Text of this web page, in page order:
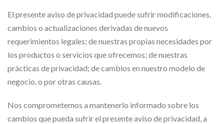
El presente aviso de privacidad puede sufrir modificaciones,
cambios o actualizaciones derivadas de nuevos
requerimientos legales; de nuestras propias necesidades por
los productos o servicios que ofrecemos; de nuestras
prácticas de privacidad; de cambios en nuestro modelo de
negocio, o por otras causas.
Nos comprometemos a mantenerlo informado sobre los
cambios que pueda sufrir el presente aviso de privacidad, a